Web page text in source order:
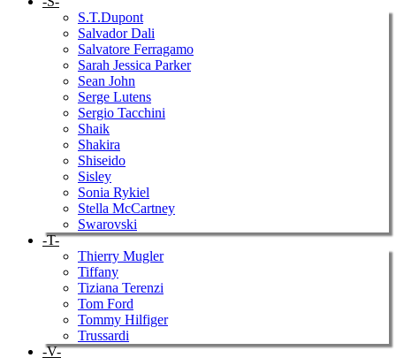
S.T.Dupont
Salvador Dali
Salvatore Ferragamo
Sarah Jessica Parker
Sean John
Serge Lutens
Sergio Tacchini
Shaik
Shakira
Shiseido
Sisley
Sonia Rykiel
Stella McCartney
Swarovski
-T-
Thierry Mugler
Tiffany
Tiziana Terenzi
Tom Ford
Tommy Hilfiger
Trussardi
-V-